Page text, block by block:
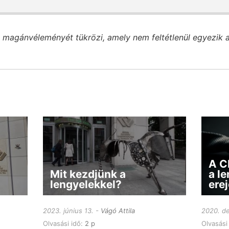
tükrözi, amely nem feltétlenül egyezik
Mit kezdjünk a
lengyelekkel?
2023. június 13.
Vágó Attila
Olvasási idő: 2 p
A
a
2020.